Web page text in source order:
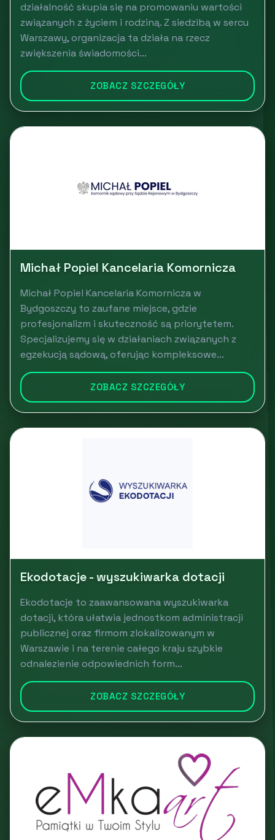
działalność skupia się na promowaniu wartości
związanych z życiem i rodziną. Z siedzibą w sercu
Warszawy, organizacja ta działa na rzecz
zwiększenia świadomości...
ZOBACZ SZCZEGÓŁY
Michał Popiel Kancelaria Komornicza
Michał Popiel Kancelaria Komornicza w
Bydgoszczy to zaufane miejsce, gdzie
profesjonalizm i skuteczność są priorytetem.
Specjalizujemy się w działaniach związanych z
egzekucją sądową, oferując kompleksowe...
ZOBACZ SZCZEGÓŁY
Ekodotacje - wyszukiwarka dotacji
Ekodotacje to zaawansowana wyszukiwarka
dotacji, która ułatwia jednostkom administracji
publicznej oraz firmom zlokalizowanym w
Warszawie i na terenie całego kraju szybkie
odnalezienie odpowiednich form...
ZOBACZ SZCZEGÓŁY